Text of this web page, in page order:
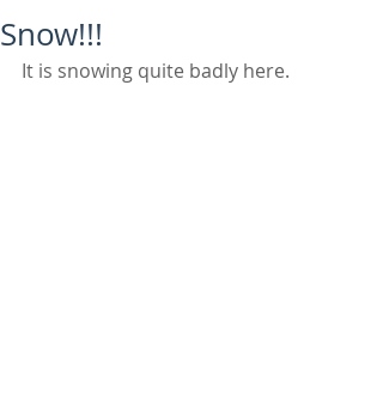
Snow!!!
It is snowing quite badly here.